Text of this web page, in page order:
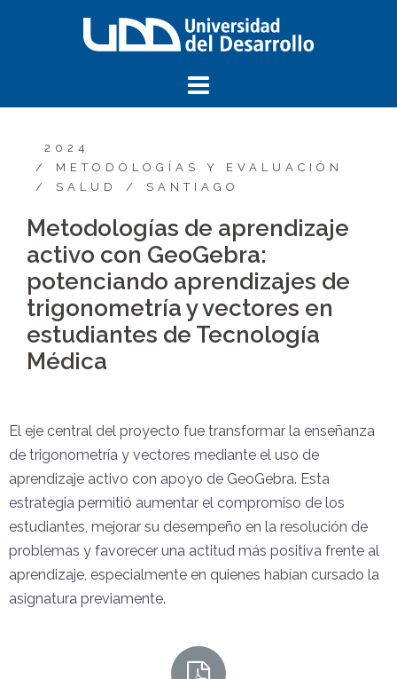
2024
METODOLOGÍAS Y EVALUACIÓN
SALUD
SANTIAGO
Metodologías de aprendizaje
activo con GeoGebra:
potenciando aprendizajes de
trigonometría y vectores en
estudiantes de Tecnología
Médica
El eje central del proyecto fue transformar la enseñanza
de trigonometría y vectores mediante el uso de
aprendizaje activo con apoyo de GeoGebra. Esta
estrategia permitió aumentar el compromiso de los
estudiantes, mejorar su desempeño en la resolución de
problemas y favorecer una actitud más positiva frente al
aprendizaje, especialmente en quienes habían cursado la
asignatura previamente.